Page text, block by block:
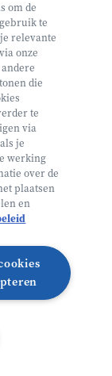
€ 160
Helan: €128
Inschrijven
om de
te
relevante
onze
die
te
via
je
werking
over de
plaatsen
en